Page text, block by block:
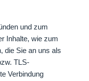
und zum
Inhalte, wie zum
die Sie an uns als
TLS-
Verbindung